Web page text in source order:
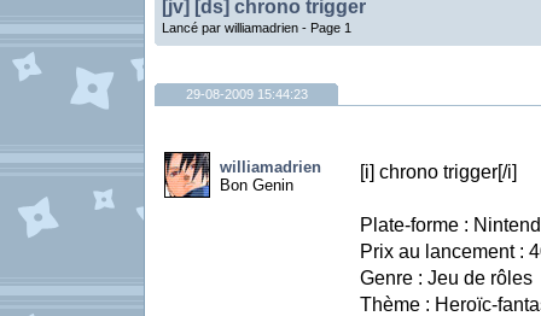
[jv] [ds] chrono trigger
Lancé par williamadrien - Page 1
29-08-2009 15:44:23
williamadrien
Bon Genin
[i] chrono trigger[/i]
Plate-forme :
Prix au lancement :
Genre : Jeu de rôles
Thème : Heroïc-